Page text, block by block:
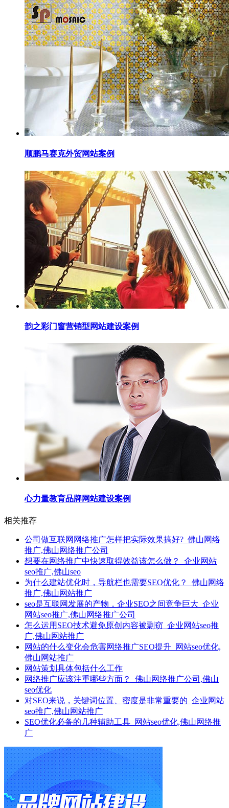
顺鹏马赛克外贸网站案例
韵之彩门窗营销型网站建设案例
心力量教育品牌网站建设案例
相关推荐
公司做互联网网络推广怎样把实际效果搞好?_佛山网络
推广,佛山网络推广公司
想要在网络推广中快速取得效益该怎么做？_企业网站
seo推广,佛山seo
为什么建站优化时，导航栏也需要SEO优化？_佛山网络
推广,佛山网站推广
seo是互联网发展的产物，企业SEO之间竞争巨大_企业
网站seo推广,佛山网络推广公司
怎么运用SEO技术避免原创内容被剽窃_企业网站seo推
广,佛山网站推广
网站的什么变化会危害网络推广SEO提升_网站seo优化,
佛山网站推广
网站策划具体包括什么工作
网络推广应该注重哪些方面？_佛山网络推广公司,佛山
seo优化
对SEO来说，关键词位置、密度是非常重要的_企业网站
seo推广,佛山网站推广
SEO优化必备的几种辅助工具_网站seo优化,佛山网络推
广